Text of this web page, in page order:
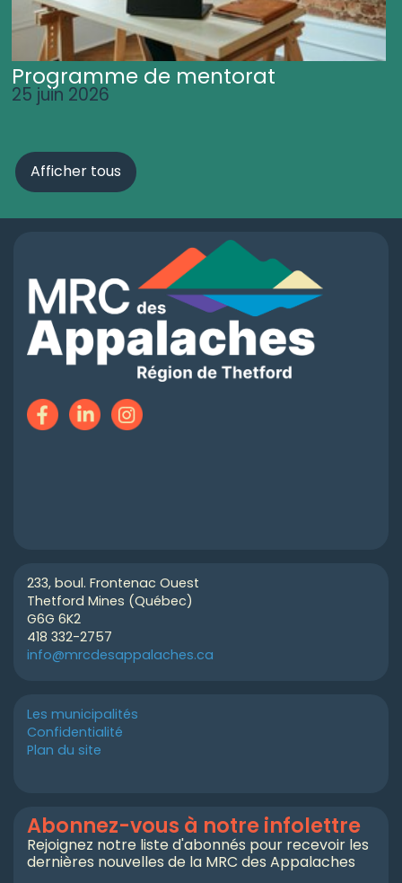
Programme de mentorat
25 juin 2026
Afficher tous
233, boul. Frontenac Ouest
Thetford Mines (Québec)
G6G 6K2
418 332-2757
info@mrcdesappalaches.ca
Les municipalités
Confidentialité
Plan du site
Abonnez-vous à notre infolettre
Rejoignez notre liste d'abonnés pour recevoir les
dernières nouvelles de la MRC des Appalaches